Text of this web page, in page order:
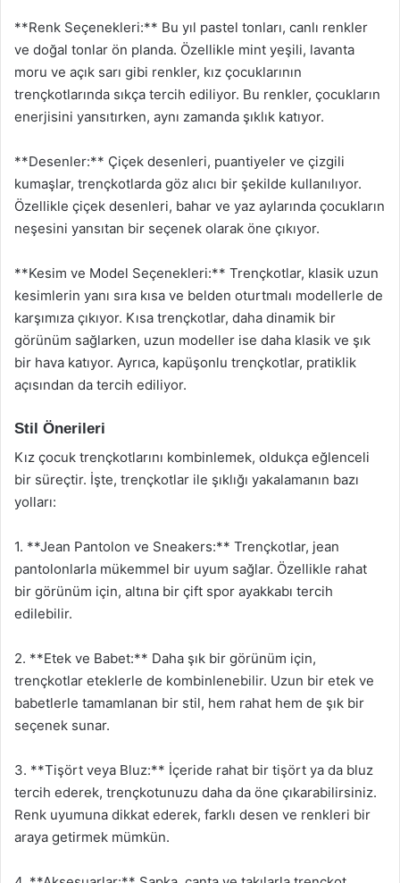
**Renk Seçenekleri:** Bu yıl pastel tonları, canlı renkler
ve doğal tonlar ön planda. Özellikle mint yeşili, lavanta
moru ve açık sarı gibi renkler, kız çocuklarının
trençkotlarında sıkça tercih ediliyor. Bu renkler, çocukların
enerjisini yansıtırken, aynı zamanda şıklık katıyor.
**Desenler:** Çiçek desenleri, puantiyeler ve çizgili
kumaşlar, trençkotlarda göz alıcı bir şekilde kullanılıyor.
Özellikle çiçek desenleri, bahar ve yaz aylarında çocukların
neşesini yansıtan bir seçenek olarak öne çıkıyor.
**Kesim ve Model Seçenekleri:** Trençkotlar, klasik uzun
kesimlerin yanı sıra kısa ve belden oturtmalı modellerle de
karşımıza çıkıyor. Kısa trençkotlar, daha dinamik bir
görünüm sağlarken, uzun modeller ise daha klasik ve şık
bir hava katıyor. Ayrıca, kapüşonlu trençkotlar, pratiklik
açısından da tercih ediliyor.
Stil Önerileri
Kız çocuk trençkotlarını kombinlemek, oldukça eğlenceli
bir süreçtir. İşte, trençkotlar ile şıklığı yakalamanın bazı
yolları:
1. **Jean Pantolon ve Sneakers:** Trençkotlar, jean
pantolonlarla mükemmel bir uyum sağlar. Özellikle rahat
bir görünüm için, altına bir çift spor ayakkabı tercih
edilebilir.
2. **Etek ve Babet:** Daha şık bir görünüm için,
trençkotlar eteklerle de kombinlenebilir. Uzun bir etek ve
babetlerle tamamlanan bir stil, hem rahat hem de şık bir
seçenek sunar.
3. **Tişört veya Bluz:** İçeride rahat bir tişört ya da bluz
tercih ederek, trençkotunuzu daha da öne çıkarabilirsiniz.
Renk uyumuna dikkat ederek, farklı desen ve renkleri bir
araya getirmek mümkün.